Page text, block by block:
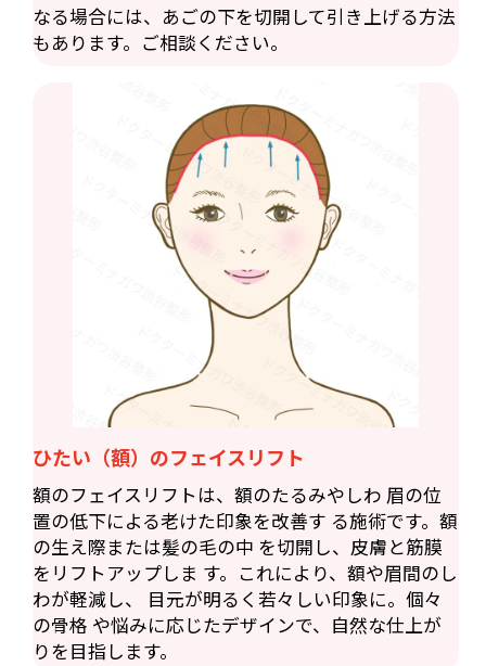
なる場合には、あごの下を切開して引き上げる方法
もあります。ご相談ください。
ひたい（額）のフェイスリフト
額のフェイスリフトは、額のたるみやしわ 眉の位
置の低下による老けた印象を改善す る施術です。額
の生え際または髪の毛の中 を切開し、皮膚と筋膜
をリフトアップしま す。これにより、額や眉間のし
わが軽減し、 目元が明るく若々しい印象に。個々
の骨格 や悩みに応じたデザインで、自然な仕上が
りを目指します。